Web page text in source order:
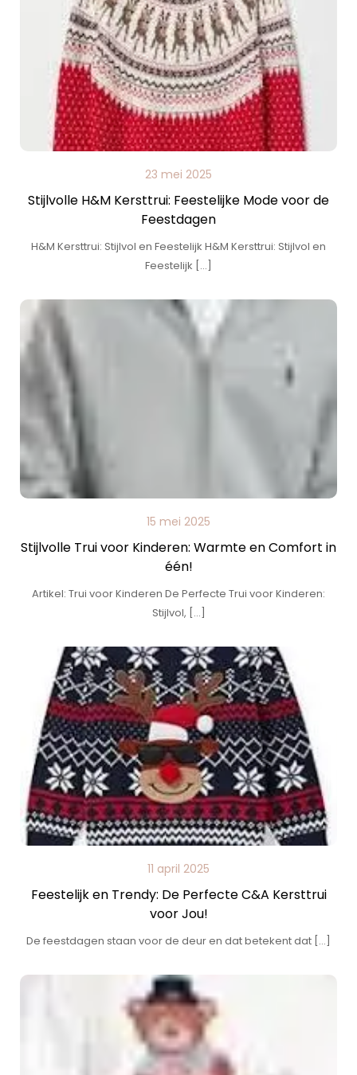
23 mei 2025
Stijlvolle H&M Kersttrui: Feestelijke Mode voor de
Feestdagen
H&M Kersttrui: Stijlvol en Feestelijk H&M Kersttrui: Stijlvol en
Feestelijk […]
15 mei 2025
Stijlvolle Trui voor Kinderen: Warmte en Comfort in
één!
Artikel: Trui voor Kinderen De Perfecte Trui voor Kinderen:
Stijlvol, […]
11 april 2025
Feestelijk en Trendy: De Perfecte C&A Kersttrui
voor Jou!
De feestdagen staan voor de deur en dat betekent dat […]